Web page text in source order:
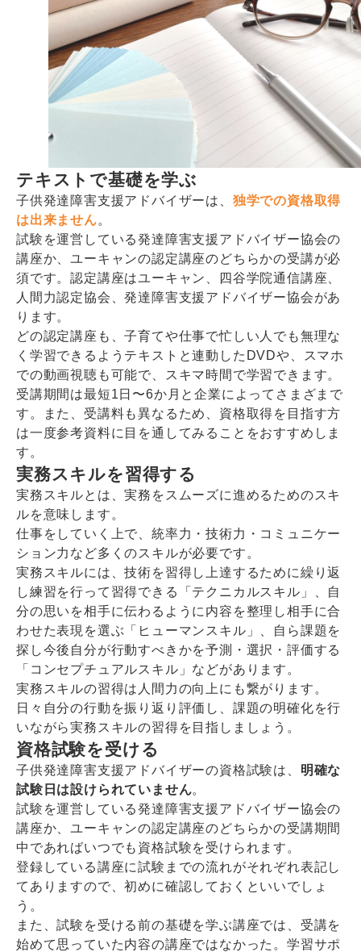
テキストで基礎を学ぶ
子供発達障害支援アドバイザーは、 独学での資格取得
は出来ません。
試験を運営している発達障害支援アドバイザー協会の
講座か、ユーキャンの認定講座のどちらかの受講が必
須です。認定講座はユーキャン、四谷学院通信講座、
人間力認定協会、発達障害支援アドバイザー協会があ
ります。
どの認定講座も、子育てや仕事で忙しい人でも無理な
く学習できるようテキストと連動したDVDや、スマホ
での動画視聴も可能で、スキマ時間で学習できます。
受講期間は最短1日〜6か月と企業によってさまざまで
す。また、受講料も異なるため、資格取得を目指す方
は一度参考資料に目を通してみることをおすすめしま
す。
実務スキルを習得する
実務スキルとは、実務をスムーズに進めるためのスキ
ルを意味します。
仕事をしていく上で、統率力・技術力・コミュニケー
ション力など多くのスキルが必要です。
実務スキルには、技術を習得し上達するために繰り返
し練習を行って習得できる「テクニカルスキル」、自
分の思いを相手に伝わるように内容を整理し相手に合
わせた表現を選ぶ「ヒューマンスキル」、自ら課題を
探し今後自分が行動すべきかを予測・選択・評価する
「コンセプチュアルスキル」などがあります。
実務スキルの習得は人間力の向上にも繋がります。
日々自分の行動を振り返り評価し、課題の明確化を行
いながら実務スキルの習得を目指しましょう。
資格試験を受ける
子供発達障害支援アドバイザーの資格試験は、 明確な
試験日は設けられていません。
試験を運営している発達障害支援アドバイザー協会の
講座か、ユーキャンの認定講座のどちらかの受講期間
中であればいつでも資格試験を受けられます。
登録している講座に試験までの流れがそれぞれ表記し
てありますので、初めに確認しておくといいでしょ
う。
また、試験を受ける前の基礎を学ぶ講座では、受講を
始めて思っていた内容の講座ではなかった。学習サポ